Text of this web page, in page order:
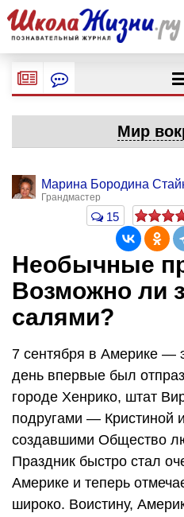
Мир
Марина Бородина
Грандмастер
15
Необычные
Возможно ли
салями?
7 сентября в Америке —
день впервые был
городе Хенрико, штат
подругами — Кристиной
создавшими Общество
Праздник быстро стал
Америке и теперь
широко. Воистину,